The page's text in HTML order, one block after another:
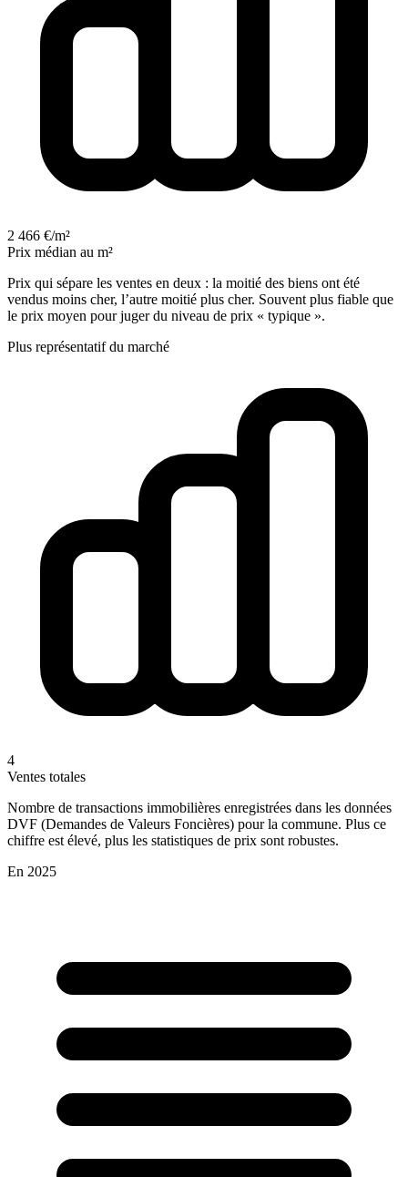
2 466 €/m²
Prix médian au m²
Prix qui sépare les ventes en deux : la moitié des biens ont été
vendus moins cher, l’autre moitié plus cher. Souvent plus fiable que
le prix moyen pour juger du niveau de prix « typique ».
Plus représentatif du marché
4
Ventes totales
Nombre de transactions immobilières enregistrées dans les données
DVF (Demandes de Valeurs Foncières) pour la commune. Plus ce
chiffre est élevé, plus les statistiques de prix sont robustes.
En 2025